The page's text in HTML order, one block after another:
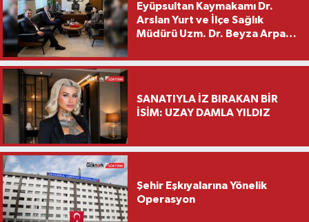
Eyüpsultan Kaymakamı Dr.
Arslan Yurt ve İlçe Sağlık
Müdürü Uzm. Dr. Beyza Arpacı
Ziyareti
SANATIYLA İZ BIRAKAN BİR
İSİM: UZAY DAMLA YILDIZ
Şehir Eşkıyalarına Yönelik
Operasyon